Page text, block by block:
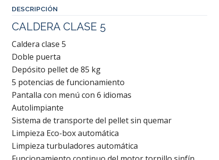
DESCRIPCIÓN
CALDERA CLASE 5
Caldera clase 5
Doble puerta
Depósito pellet de 85 kg
5 potencias de funcionamiento
Pantalla con menú con 6 idiomas
Autolimpiante
Sistema de transporte del pellet sin quemar
Limpieza Eco-box automática
Limpieza turbuladores automática